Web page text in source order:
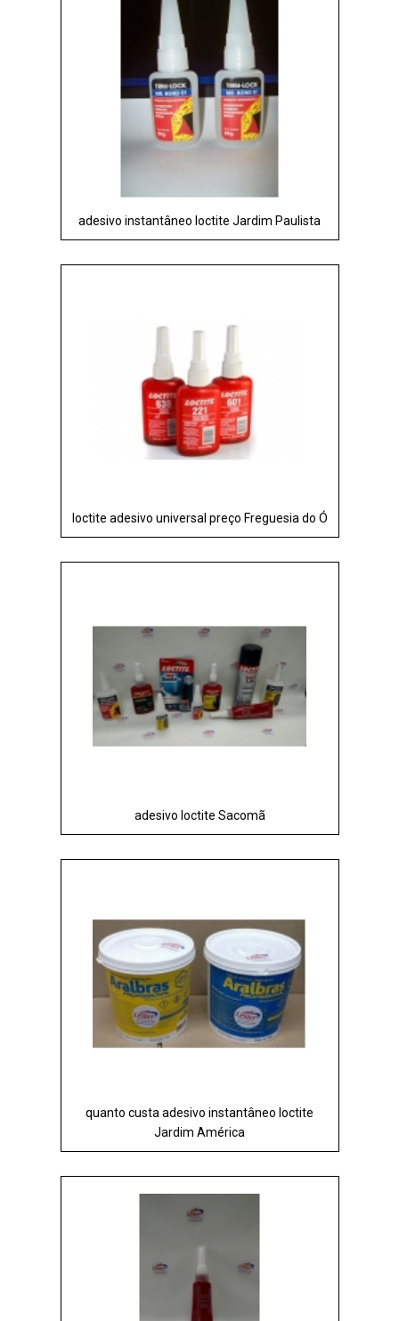
adesivo instantâneo loctite Jardim Paulista
loctite adesivo universal preço Freguesia do Ó
adesivo loctite Sacomã
quanto custa adesivo instantâneo loctite
Jardim América